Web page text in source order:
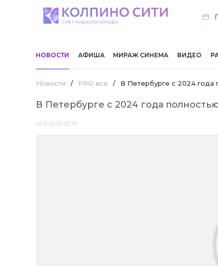
НОВОСТИ АФИША МИРАЖ СИНЕМА ВИДЕО
Новости / PRO всё / В Петербурге с 2024 года
В Петербурге с 2024 года
01.12.2025 07:19